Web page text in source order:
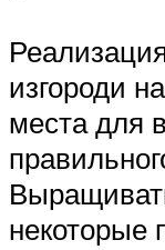
изгороди
места для
некоторые